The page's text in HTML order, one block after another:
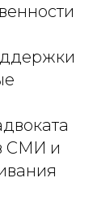
СМИ и